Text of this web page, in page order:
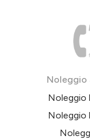
Noleggio
Noleggio
Noleggio